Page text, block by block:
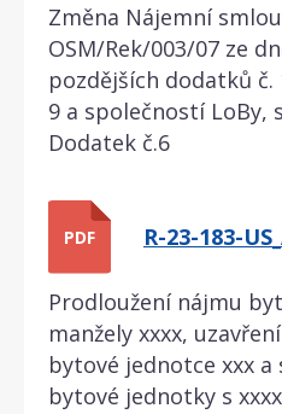
Změna Nájemní
OSM/Rek/003/07 ze
pozdějších dodatků č.
9 a společností LoBy,
Dodatek č.6
PDF R-23-183-
Prodloužení nájmu
manžely xxxx,
bytové jednotce xxx a
bytové jednotky s xxxx